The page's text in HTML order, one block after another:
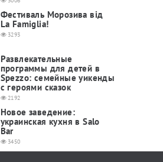
Фестиваль Морозива від
La Famiglia!
3293
Развлекательные
программы для детей в
Spezzo: семейные уикенды
с героями сказок
2192
Новое заведение:
украинская кухня в Salo
Bar
3450